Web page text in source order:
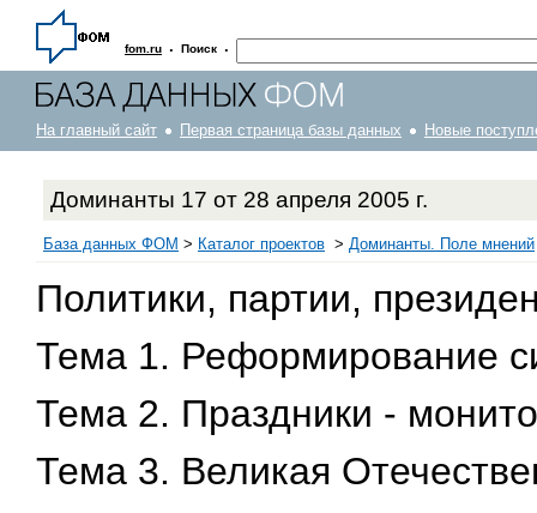
fom.ru · Поиск ·
На главный сайт Первая страница базы данных Новые
Доминанты 17 от 28 апреля 2005 г.
База данных ФОМ > Каталог проектов > Доминанты. Поле мнений
Политики, партии,
Тема 1. Реформирование
Тема 2. Праздники -
Тема 3. Великая